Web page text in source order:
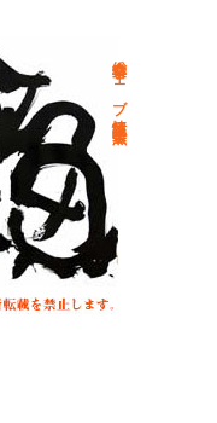
総合文学ウェブ情報誌 文学金魚